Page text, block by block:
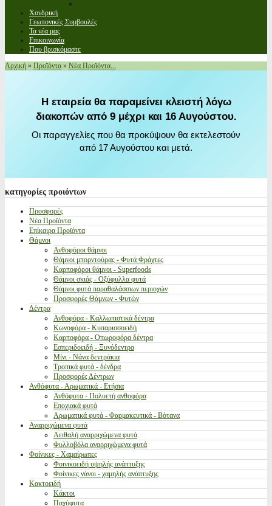
Χονδρική
Γεωπονικές Συμβουλές
Τα νέα μας
Επικοινωνία
Που βρισκόμαστε
Αρχική » Προϊόντα » Νέα Προϊόντα...
Η εταιρεία θα παραμείνει κλειστή λόγω
διακοπών από 9 μέχρι και 16 Αυγούστου.
Οι παραγγελίες που θα προκύψουν θα εκτελεστούν
από 17 Αυγούστου και μετά.
κατηγορίες προιόντων
Προσφορές
Νέα Προϊόντα
Επίκαιρα Προϊόντα
Θάμνοι
Ανθοφόροι θάμνοι
Θάμνοι μπορντούρας - Φυτά Φράχτες
Καρποφόροι θάμνοι - Superfoods
Θάμνοι σκιάς - Οξύφυλλα φυτά
Θάμνοι φυτά παραθαλάσσιων περιοχών
Προσφορές Θάμνων - Φυτών
Δέντρα
Ανθοφόρα - Καλλωπιστικά δέντρα
Κωνοφόρα - Κυπαρισσοειδή
Καρποφόρα - Οπωροφόρα δέντρα
Εσπεριδοειδή - Ξυνόδεντρα
Μίνι - Νάνα δεντράκια
Τροπικά φυτά - δένδρα
Προσφορές Δέντρων
Ανθόφυτα - Αρωματικά - Ετήσια
Ανθόφυτα - Πολυετή ανθοφόρα
Εποχιακά φυτά
Αρωματικά φυτά - Φαρμακευτικά - Βότανα
Αναρριχώμενα φυτά
Αειθαλή αναρριχώμενα φυτά
Φυλλοβόλα αναρριχώμενα φυτά
Φοίνικες - Χαμαίρωπες
Φοινικοειδή υψηλής ανάπτυξης
Φοίνικες νάνοι - χαμηλής ανάπτυξης
Κακτοειδή
Κάκτοι
Παχύφυτα